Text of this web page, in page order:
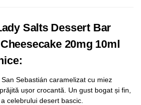
Salts Dessert Bar
20mg 10ml
Sebastián caramelizat cu miez
ușor crocantă. Un gust bogat și fin,
celebrului desert bascic.